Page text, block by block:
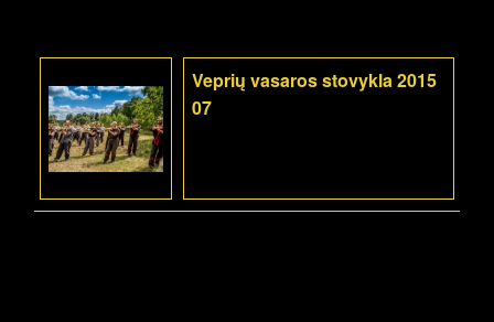
Veprių vasaros stovykla 2015
07